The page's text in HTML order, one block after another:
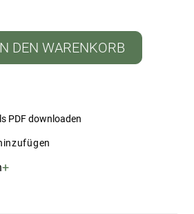
DEN WARENKORB
PDF downloaden
+